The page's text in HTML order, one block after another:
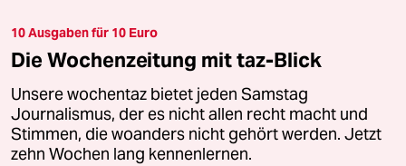
10 Ausgaben für 10 Euro
Die Wochenzeitung mit taz-Blick
Unsere wochentaz bietet jeden Samstag
Journalismus, der es nicht allen recht macht und
Stimmen, die woanders nicht gehört werden. Jetzt
zehn Wochen lang kennenlernen.